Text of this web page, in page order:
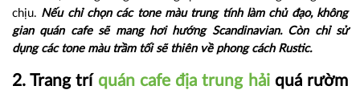
chịu. Nếu chỉ chọn các tone màu trung tính làm chủ đạo, không
gian quán cafe sẽ mang hơi hướng Scandinavian. Còn chỉ sử
dụng các tone màu trầm tối sẽ thiên về phong cách Rustic.
2. Trang trí quán cafe địa trung hảiquá rườm